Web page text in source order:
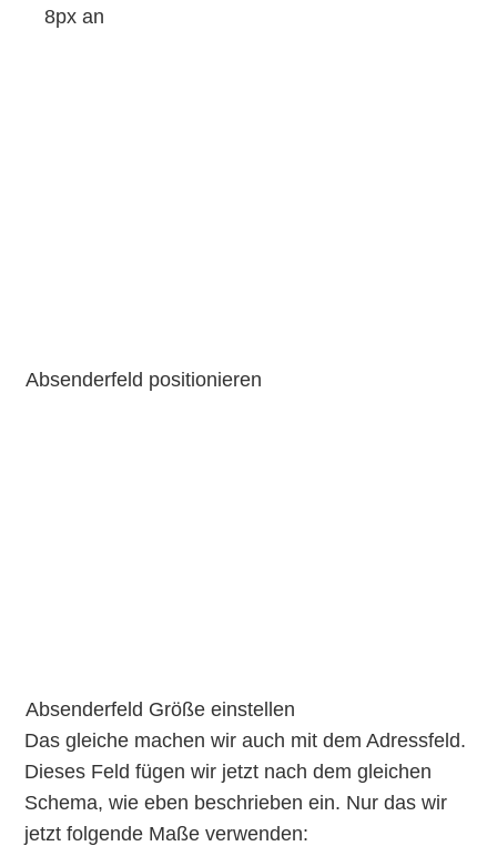
8px an
Absenderfeld positionieren
Absenderfeld Größe einstellen
Das gleiche machen wir auch mit dem Adressfeld.
Dieses Feld fügen wir jetzt nach dem gleichen
Schema, wie eben beschrieben ein. Nur das wir
jetzt folgende Maße verwenden: